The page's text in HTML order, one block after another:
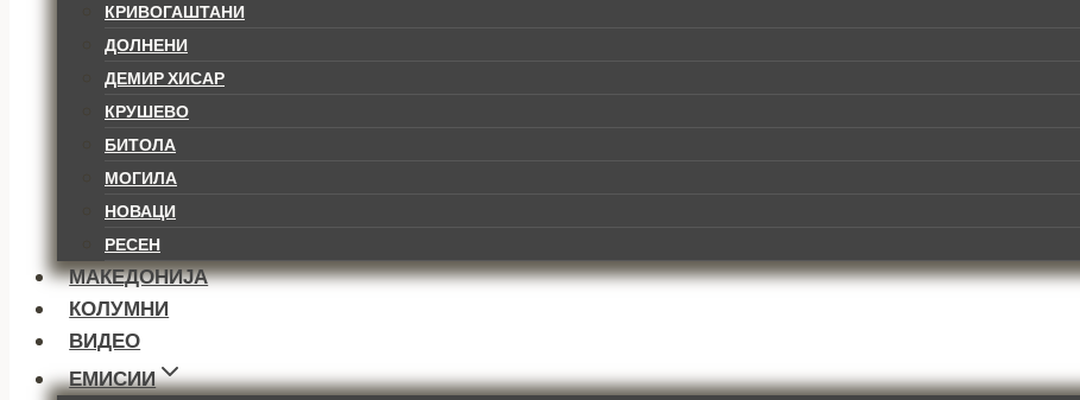
КРИВОГАШТАНИ
ДОЛНЕНИ
ДЕМИР ХИСАР
КРУШЕВО
БИТОЛА
МОГИЛА
НОВАЦИ
РЕСЕН
МАКЕДОНИЈА
КОЛУМНИ
ВИДЕО
ЕМИСИИ